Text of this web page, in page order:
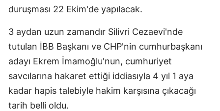
duruşması 22 Ekim'de yapılacak.
3 aydan uzun zamandır Silivri Cezaevi'nde
tutulan İBB Başkanı ve CHP'nin cumhurbaşkanı
adayı Ekrem İmamoğlu'nun, cumhuriyet
savcılarına hakaret ettiği iddiasıyla 4 yıl 1 aya
kadar hapis talebiyle hakim karşısına çıkacağı
tarih belli oldu.